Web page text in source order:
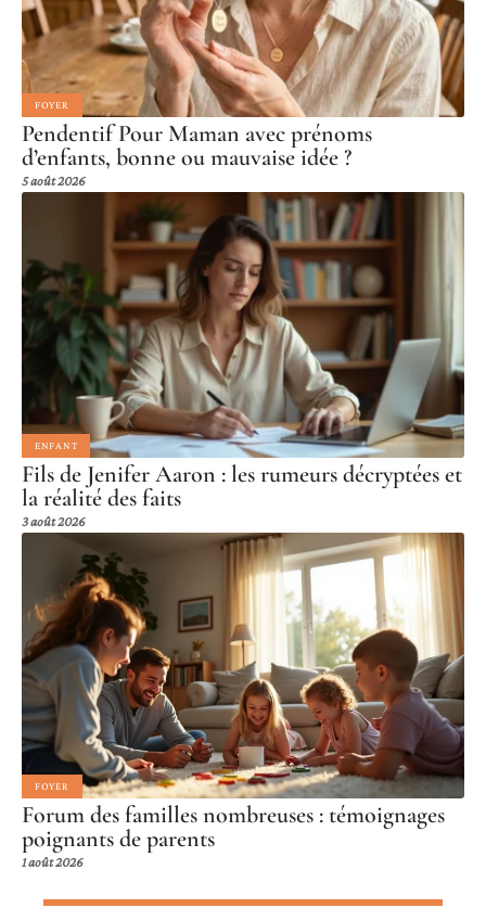
FOYER
Pendentif Pour Maman avec prénoms
d’enfants, bonne ou mauvaise idée ?
5 août 2026
ENFANT
Fils de Jenifer Aaron : les rumeurs décryptées et
la réalité des faits
3 août 2026
FOYER
Forum des familles nombreuses : témoignages
poignants de parents
1 août 2026